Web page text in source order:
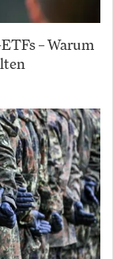
– Warum